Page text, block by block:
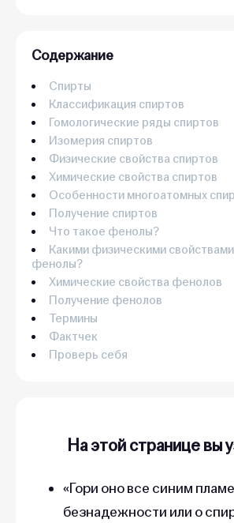
Содержание
Спирты
Классификация спиртов
Гомологические ряды спиртов
Изомерия спиртов
Физические свойства спиртов
Химические свойства спиртов
Особенности многоатомных
Получение спиртов
Что такое фенолы?
Какими физическими
фенолы?
Химические свойства фенолов
Получение фенолов
Термины
Фактчек
Проверь себя
На этой странице вы
«Гори оно все синим
безнадежности или о